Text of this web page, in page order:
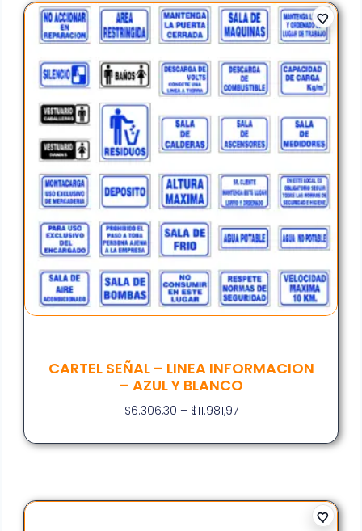
CARTEL SEÑAL – LINEA INFORMACION
– AZUL Y BLANCO
$6.306,30 – $11.981,97